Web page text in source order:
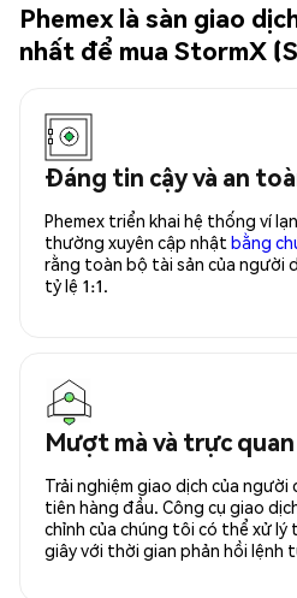
Phemex là sàn giao
nhất để mua StormX
Đáng tin cậy và an
Phemex triển khai hệ thống ví
thường xuyên cập nhật bằng
rằng toàn bộ tài sản của người
tỷ lệ 1:1.
Mượt mà và trực quan
Trải nghiệm giao dịch của
tiên hàng đầu. Công cụ giao
chỉnh của chúng tôi có thể xử lý
giây với thời gian phản hồi lệnh